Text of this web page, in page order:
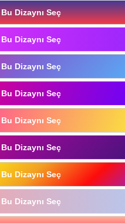
Bu Dizaynı Seç
Bu Dizaynı Seç
Bu Dizaynı Seç
Bu Dizaynı Seç
Bu Dizaynı Seç
Bu Dizaynı Seç
Bu Dizaynı Seç
Bu Dizaynı Seç